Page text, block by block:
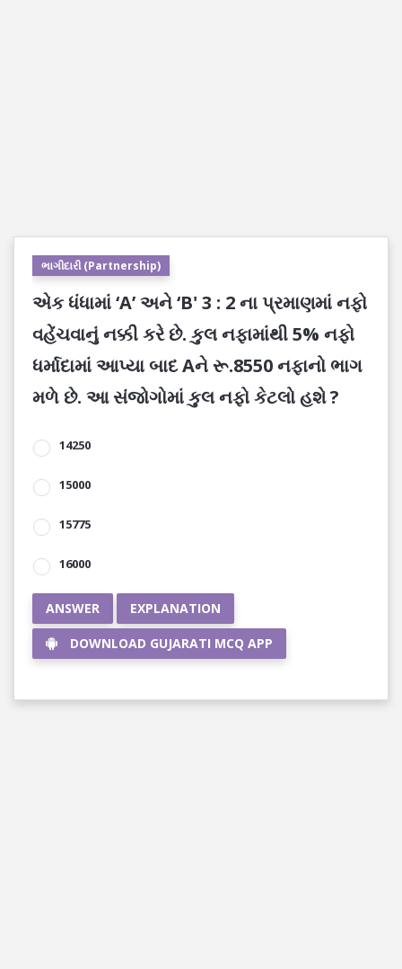
ભાગીદારી (Partnership)
એક ધંધામાં ‘A’ અને ‘B' 3 : 2 ના પ્રમાણમાં નફો
વહેંચવાનું નક્કી કરે છે. કુલ નફામાંથી 5% નફો
ધર્માદામાં આપ્યા બાદ Aને રૂ.8550 નફાનો ભાગ
મળે છે. આ સંજોગોમાં કુલ નફો કેટલો હશે ?
14250
15000
15775
16000
ANSWER EXPLANATION
DOWNLOAD GUJARATI MCQ APP